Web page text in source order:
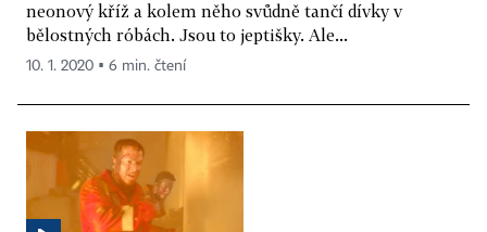
neonový kříž a kolem něho svůdně tančí dívky v
bělostných róbách. Jsou to jeptišky. Ale...
10. 1. 2020 ▪ 6 min. čtení